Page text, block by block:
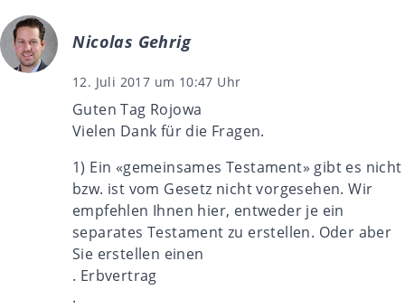
Nicolas Gehrig
12. Juli 2017 um 10:47 Uhr
Guten Tag Rojowa
Vielen Dank für die Fragen.
1) Ein «gemeinsames Testament» gibt es nicht
bzw. ist vom Gesetz nicht vorgesehen. Wir
empfehlen Ihnen hier, entweder je ein
separates Testament zu erstellen. Oder aber
Sie erstellen einen
. Erbvertrag
.